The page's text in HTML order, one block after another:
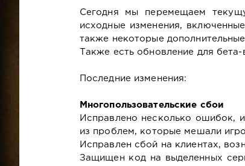
Сегодня мы перемещаем
исходные изменения,
также некоторые
Также есть обновление для бета-
Последние изменения:
Многопользовательские сбои
Исправлено несколько ошибок,
из проблем, которые мешали
Исправлен сбой на клиентах,
Защищен код на выделенных